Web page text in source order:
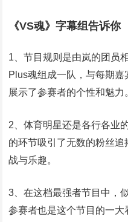
《VS魂》字幕组告诉你
1、节目规则是由岚的团员
Plus魂组成一队，与每期
展示了参赛者的个性和魅力
2、体育明星还是各行各业
的环节吸引了无数的粉丝
战与乐趣。
3、在这档最强者节目中，
参赛者也是这个节目的一